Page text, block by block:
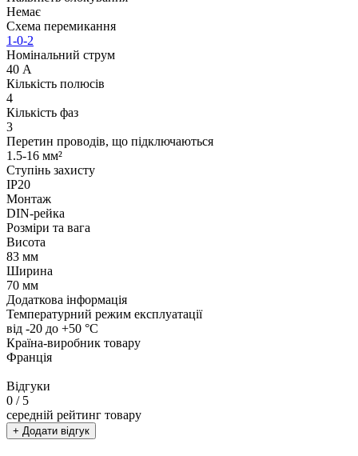
Немає
Схема перемикання
1-0-2
Номінальний струм
40 А
Кількість полюсів
4
Кількість фаз
3
Перетин проводів, що підключаються
1.5-16 мм²
Ступінь захисту
IP20
Монтаж
DIN-рейка
Розміри та вага
Висота
83 мм
Ширина
70 мм
Додаткова інформація
Температурний режим експлуатації
від -20 до +50 °С
Країна-виробник товару
Франція
Відгуки
0 / 5
середній рейтинг товару
+ Додати відгук